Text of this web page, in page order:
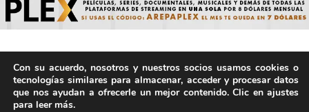
© ArepaVolatil.Com 2021-2025 - Hecho por humanos, no por
IA. | Todos los derechos reservados.
Con su acuerdo, nosotros y nuestros socios usamos cookies o
tecnologías similares para almacenar, acceder y procesar datos
que nos ayudan a ofrecerle un mejor contenido. Clic en ajustes
para leer más.